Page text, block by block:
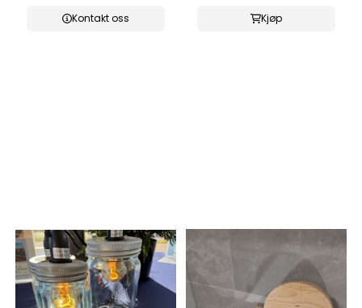
Kontakt oss
Kjøp